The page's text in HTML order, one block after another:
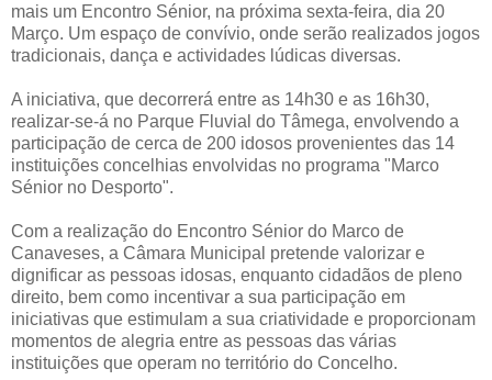
mais um Encontro Sénior, na próxima sexta-feira, dia 20
Março. Um espaço de convívio, onde serão realizados jogos
tradicionais, dança e actividades lúdicas diversas.
A iniciativa, que decorrerá entre as 14h30 e as 16h30,
realizar-se-á no Parque Fluvial do Tâmega, envolvendo a
participação de cerca de 200 idosos provenientes das 14
instituições concelhias envolvidas no programa "Marco
Sénior no Desporto".
Com a realização do Encontro Sénior do Marco de
Canaveses, a Câmara Municipal pretende valorizar e
dignificar as pessoas idosas, enquanto cidadãos de pleno
direito, bem como incentivar a sua participação em
iniciativas que estimulam a sua criatividade e proporcionam
momentos de alegria entre as pessoas das várias
instituições que operam no território do Concelho.